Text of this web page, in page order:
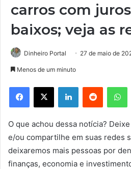
carros com
baixos; veja as
Dinheiro Portal 27 de maio de
Menos de um minuto
Facebook
X LinkedinReddit
O que achou dessa notícia?
e/ou compartilhe em suas redes
deixaremos mais pessoas por
finanças, economia e